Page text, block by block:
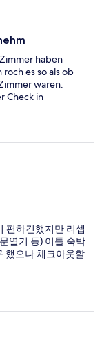
haben
es so als ob
waren.
Check in
편하긴했지만 리셉
열기 등) 이틀 숙박
했으나 체크아웃할